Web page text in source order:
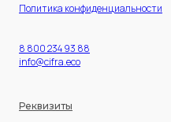
Политика конфиденциальности
8 800 234 93 88
info@cifra.eco
Реквизиты